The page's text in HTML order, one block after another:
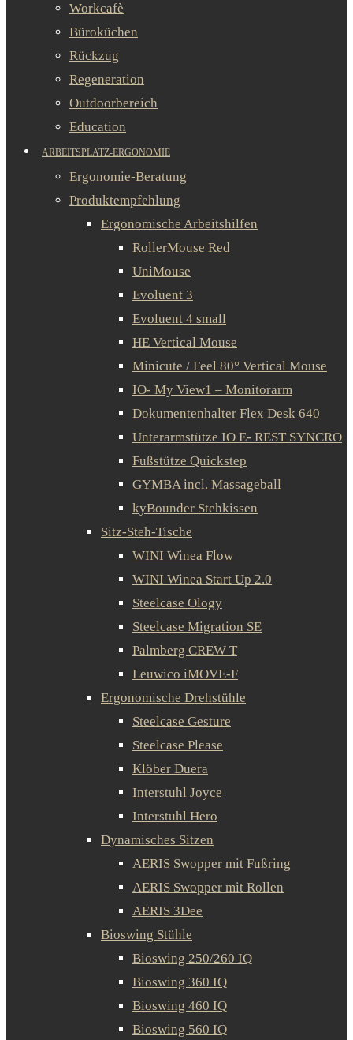
Workcafè
Büroküchen
Rückzug
Regeneration
Outdoorbereich
Education
ARBEITSPLATZ-ERGONOMIE
Ergonomie-Beratung
Produktempfehlung
Ergonomische Arbeitshilfen
RollerMouse Red
UniMouse
Evoluent 3
Evoluent 4 small
HE Vertical Mouse
Minicute / Feel 80° Vertical Mouse
IO- My View1 – Monitorarm
Dokumentenhalter Flex Desk 640
Unterarmstütze IO E- REST SYNCRO
Fußstütze Quickstep
GYMBA incl. Massageball
kyBounder Stehkissen
Sitz-Steh-Tische
WINI Winea Flow
WINI Winea Start Up 2.0
Steelcase Ology
Steelcase Migration SE
Palmberg CREW T
Leuwico iMOVE-F
Ergonomische Drehstühle
Steelcase Gesture
Steelcase Please
Klöber Duera
Interstuhl Joyce
Interstuhl Hero
Dynamisches Sitzen
AERIS Swopper mit Fußring
AERIS Swopper mit Rollen
AERIS 3Dee
Bioswing Stühle
Bioswing 250/260 IQ
Bioswing 360 IQ
Bioswing 460 IQ
Bioswing 560 IQ